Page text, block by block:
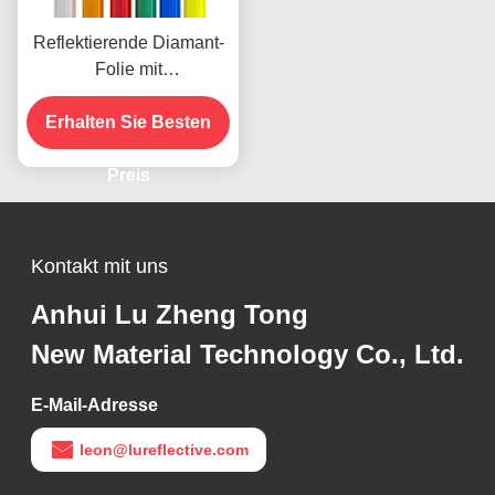
Reflektierende Diamant-
Folie mit
mikroprismatischer
Technologie für 10 Jahre
Lebensdauer
Erhalten Sie Besten
Preis
Kontakt mit uns
Anhui Lu Zheng Tong
New Material Technology Co., Ltd.
E-Mail-Adresse
leon@lureflective.com